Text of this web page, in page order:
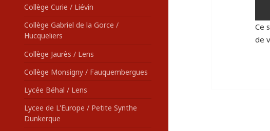
Collège Curie / Liévin
Collège Gabriel de la Gorce /
Hucqueliers
Collège Jaurès / Lens
Collège Monsigny / Fauquembergues
Lycée Béhal / Lens
Lycee de L'Europe / Petite Synthe
Dunkerque
Ce
de